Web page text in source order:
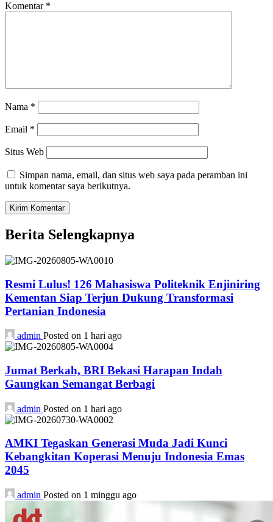
Komentar *
Nama *
Email *
Situs Web
Simpan nama, email, dan situs web saya pada peramban ini
untuk komentar saya berikutnya.
Berita Selengkapnya
Resmi Lulus! 126 Mahasiswa Politeknik Enjiniring
Kementan Siap Terjun Dukung Transformasi
Pertanian Indonesia
admin Posted on 1 hari ago
Jumat Berkah, BRI Bekasi Harapan Indah
Gaungkan Semangat Berbagi
admin Posted on 1 hari ago
AMKI Tegaskan Generasi Muda Jadi Kunci
Kebangkitan Koperasi Menuju Indonesia Emas
2045
admin Posted on 1 minggu ago